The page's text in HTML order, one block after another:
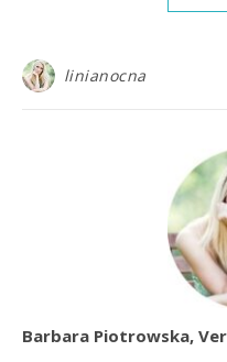
linianocna
Barbara Piotrowska,